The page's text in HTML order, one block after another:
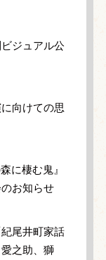
ジュアル公
向けての思
に棲む鬼』
お知らせ
尾井町家話
之助、獅